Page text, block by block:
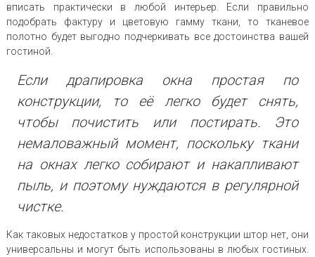
вписать практически в любой интерьер. Если правильно
подобрать фактуру и цветовую гамму ткани, то тканевое
полотно будет выгодно подчеркивать все достоинства вашей
гостиной.
Если драпировка окна простая по
конструкции, то её легко будет снять,
чтобы почистить или постирать. Это
немаловажный момент, поскольку ткани
на окнах легко собирают и накапливают
пыль, и поэтому нуждаются в регулярной
чистке.
Как таковых недостатков у простой конструкции штор нет, они
универсальны и могут быть использованы в любых гостиных.